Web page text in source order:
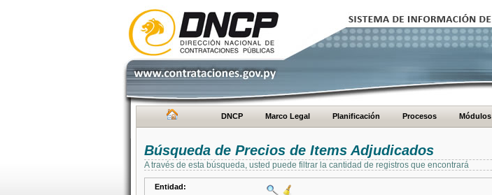
DNCP Marco Legal Planificación Procesos Módulos
Búsqueda de Precios de Items Adjudicados
A través de esta búsqueda, usted puede filtrar la cantidad de registros que encontrará
Entidad: